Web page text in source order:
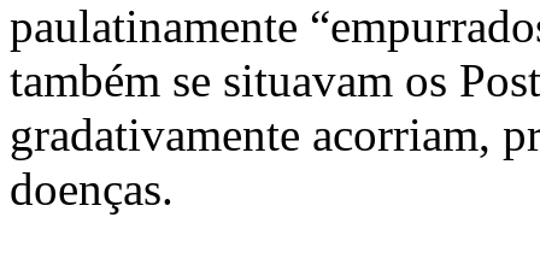
paulatinamente
também se situavam os
gradativamente acorriam,
doenças.